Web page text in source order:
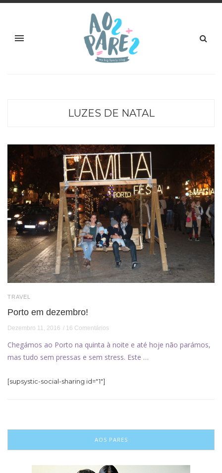
LUZES DE NATAL
TRAVEL
Porto em dezembro!
Dezembro 11, 2016 16 Comentários
Chegámos ao Porto na quinta à noite e até hoje não parámos,
mas tudo sem pressas e sem stress. Este …
[supsystic-social-sharing id="1"]
AOS PARES